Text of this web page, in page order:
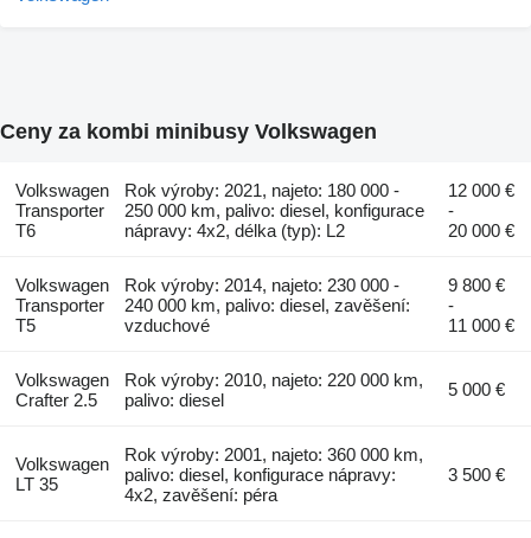
Ceny za kombi minibusy Volkswagen
Volkswagen
Transporter
T6
Rok výroby: 2021, najeto: 180 000 -
250 000 km, palivo: diesel, konfigurace
nápravy: 4x2, délka (typ): L2
12 000 €
-
20 000 €
Volkswagen
Transporter
T5
Rok výroby: 2014, najeto: 230 000 -
240 000 km, palivo: diesel, zavěšení:
vzduchové
9 800 €
-
11 000 €
Volkswagen
Crafter 2.5
Rok výroby: 2010, najeto: 220 000 km,
palivo: diesel
5 000 €
Volkswagen
LT 35
Rok výroby: 2001, najeto: 360 000 km,
palivo: diesel, konfigurace nápravy:
4x2, zavěšení: péra
3 500 €